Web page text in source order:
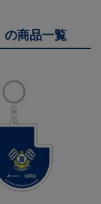
の商品一覧